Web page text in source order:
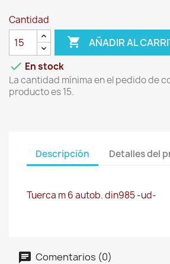
Cantidad
 AÑADIR AL
 En stock
La cantidad mínima en el pedido de
producto es 15.
Descripción Detalles del
Tuerca m 6 autob. din985 -ud-
Comentarios (0)